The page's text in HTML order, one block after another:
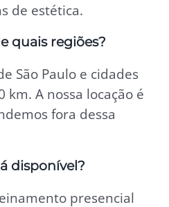
de estética.
quais regiões?
São Paulo e cidades
A nossa locação é
fora dessa
disponível?
presencial